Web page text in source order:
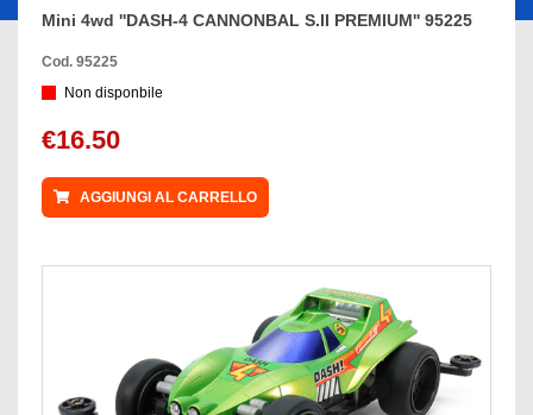
Mini 4wd ''DASH-4 CANNONBAL S.II PREMIUM'' 95225
Cod. 95225
Non disponbile
€16.50
AGGIUNGI AL CARRELLO